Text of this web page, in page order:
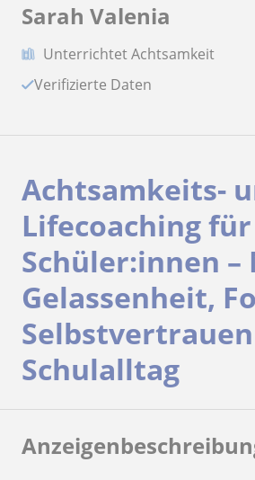
Sarah Valenia
Unterrichtet Achtsamkeit
Verifizierte Daten
Achtsamkeits-
Lifecoaching für
Schüler:innen –
Gelassenheit,
Schulalltag